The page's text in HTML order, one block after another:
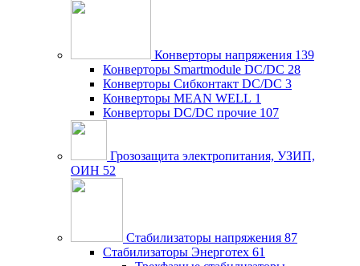
Конверторы напряжения 139
Конверторы Smartmodule DC/DC 28
Конверторы Сибконтакт DC/DC 3
Конверторы MEAN WELL 1
Конверторы DC/DC прочие 107
Грозозащита электропитания, УЗИП,
ОИН 52
Стабилизаторы напряжения 87
Стабилизаторы Энерготех 61